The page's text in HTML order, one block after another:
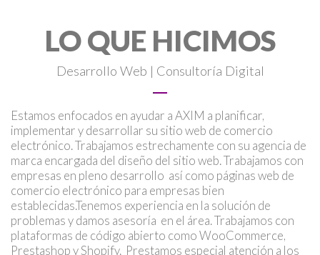
LO QUE HICIMOS
Desarrollo Web | Consultoría Digital
Estamos enfocados en ayudar a AXIM a planificar,
implementar y desarrollar su sitio web de comercio
electrónico. Trabajamos estrechamente con su agencia de
marca encargada del diseño del sitio web. Trabajamos con
empresas en pleno desarrollo así como páginas web de
comercio electrónico para empresas bien
establecidas.Tenemos experiencia en la solución de
problemas y damos asesoría en el área. Trabajamos con
plataformas de código abierto como WooCommerce,
Prestashop y Shopify. Prestamos especial atención a los